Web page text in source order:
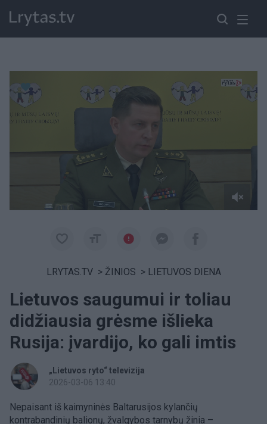
Paremkite Ukrainą
LRYTAS.TV > ŽINIOS > LIETUVOS DIENA
Lietuvos saugumui ir toliau
didžiausia grėsme išlieka
Rusija: įvardijo, ko gali imtis
„Lietuvos ryto“ televizija
2026-03-06 13:40
Nepaisant iš kaimyninės Baltarusijos kylančių
kontrabandinių balionų, žvalgybos tarnybų žinia –